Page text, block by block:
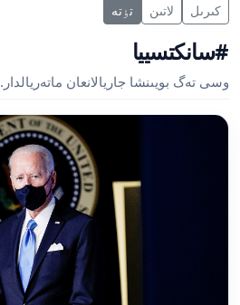
كىرىل لاتىن تٶتە
#سانكتسييا
وسى تەگ بويىنشا جاريالانعان ماتەريالدار.